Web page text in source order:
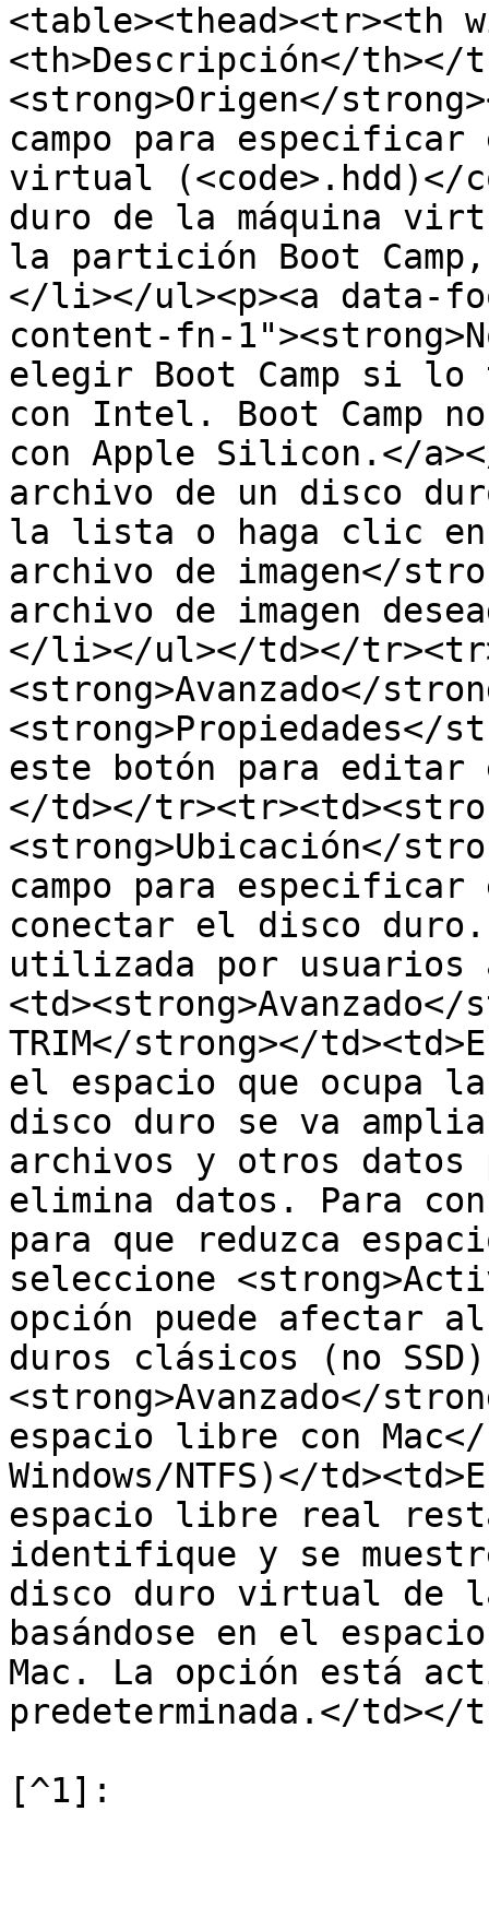
<table><thead><tr><th
<th>Descripción</th></
<strong>Origen</
campo para
virtual (<code>.hdd)</
duro de la máquina
la partición Boot
</li></ul><p><a data-
content-fn-
elegir Boot Camp si lo
con Intel. Boot Camp
con Apple Silicon.</
archivo de un disco
la lista o haga clic en
archivo de imagen</
archivo de imagen
</li></ul></td></
<strong>Avanzado</
<strong>Propiedades</
este botón para editar
</td></
<strong>Ubicación</
campo para
conectar el disco
utilizada por usuarios
TRIM</strong></
el espacio que ocupa
disco duro se va
archivos y otros datos
elimina datos. Para
para que reduzca
seleccione
opción puede afectar
duros clásicos (no
<strong>Avanzado</
espacio libre con
Windows/NTFS)</
espacio libre real
identifique y se
disco duro virtual de
basándose en el
Mac. La opción está
predeterminada.</
[^1]: